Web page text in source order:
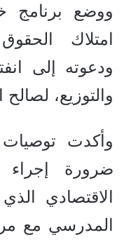
ووضع برنامج
امتلاك
ودعوته إلى
والتوزيع،
وأكدت
ضرورة إجراء
الاقتصادي
المدرسي مع